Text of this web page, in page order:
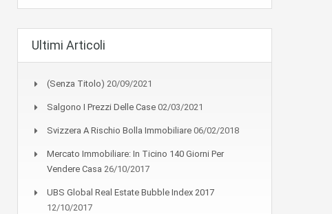
Ultimi Articoli
(senza Titolo) 20/09/2021
Salgono I Prezzi Delle Case 02/03/2021
Svizzera A Rischio Bolla Immobiliare 06/02/2018
Mercato Immobiliare: In Ticino 140 Giorni Per
Vendere Casa 26/10/2017
UBS Global Real Estate Bubble Index 2017
12/10/2017